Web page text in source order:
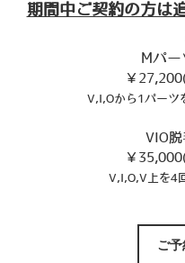
期間中ご契約の方は
Mパ
￥
V,I,Oから1パーツ
VIO
￥
V,I,O,V上を4
ご